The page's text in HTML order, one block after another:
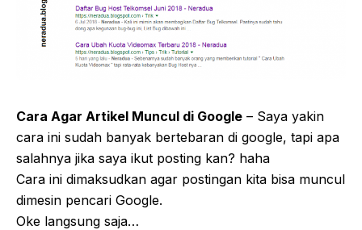
Cara Agar Artikel Muncul di Google – Saya yakin
cara ini sudah banyak bertebaran di google, tapi apa
salahnya jika saya ikut posting kan? haha
Cara ini dimaksudkan agar postingan kita bisa muncul
dimesin pencari Google.
Oke langsung saja…